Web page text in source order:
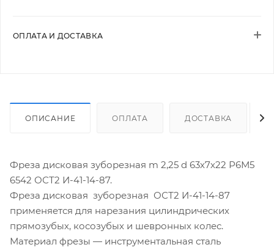
ОПЛАТА И ДОСТАВКА
ОПИСАНИЕ ОПЛАТА ДОСТАВКА
Фреза дисковая зуборезная m 2,25 d 63х7х22 Р6М5
6542 ОСТ2 И-41-14-87.
Фреза дисковая зуборезная ОСТ2 И-41-14-87
применяется для нарезания цилиндрических
прямозубых, косозубых и шевронных колес.
Материал фрезы — инструментальная сталь